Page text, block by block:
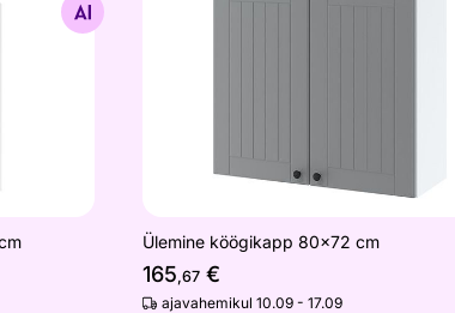
Ülemine köögikapp 80x72 cm
165,67€
ajavahemikul 10.09 - 17.09